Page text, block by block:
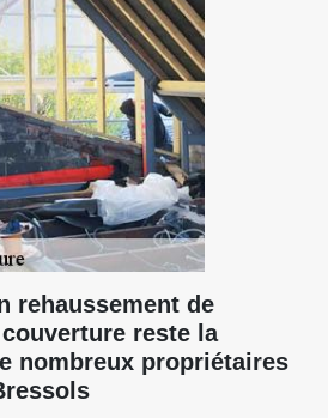
rehaussement de
reste la
nombreux propriétaires